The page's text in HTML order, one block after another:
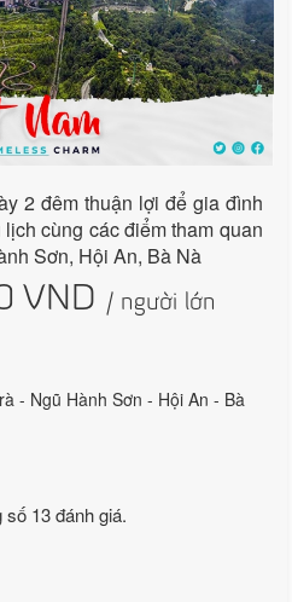
2 đêm thuận lợi để gia đình
cùng các điểm tham quan
Sơn, Hội An, Bà Nà
VND / người lớn
- Ngũ Hành Sơn - Hội An - Bà
số 13đánh giá.